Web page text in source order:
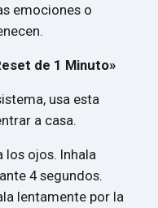
emociones o
de 1 Minuto»
usa esta
a casa.
los ojos. Inhala
4 segundos.
lentamente por la